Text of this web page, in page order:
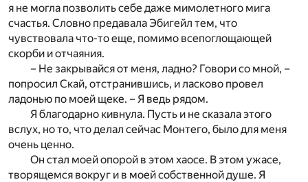
я не могла позволить себе даже мимолетного мига
счастья. Словно предавала Эбигейл тем, что
чувствовала что-то еще, помимо всепоглощающей
скорби и отчаяния.
– Не закрывайся от меня, ладно? Говори со мной, –
попросил Скай, отстранившись, и ласково провел
ладонью по моей щеке. – Я ведь рядом.
Я благодарно кивнула. Пусть и не сказала этого
вслух, но то, что делал сейчас Монтего, было для меня
очень ценно.
Он стал моей опорой в этом хаосе. В этом ужасе,
творящемся вокруг и в моей собственной душе. Я